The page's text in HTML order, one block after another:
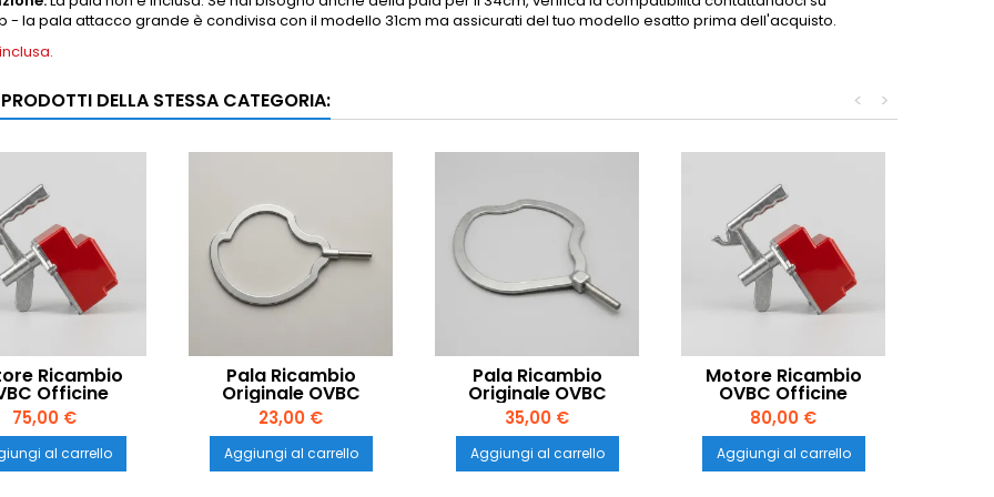
- la pala attacco grande è condivisa con il modello 31cm ma assicurati del tuo modello esatto prima dell'acquisto.
DELLA STESSA CATEGORIA: >
<
Ricambio
Officine
20W per
26cm –
Piccolo
75,00 €
al carrello
Pala Ricambio
Originale OVBC
Officine Valtromplina
per Polentina 31cm –
Attacco Grande
23,00 €
Aggiungi al carrello
Pala Ricambio
Originale OVBC
Officine Valtromplina
per Polentina 34cm –
Attacco Grande
35,00 €
Aggiungi al carrello
Motore Ricambio
OVBC Officine
Valtromplina 20W per
Polentina 31cm –
Comunità
80,00 €
Aggiungi al carrello